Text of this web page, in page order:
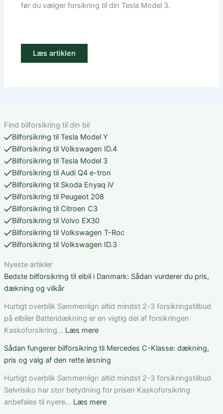
før du vælger forsikring til din Tesla Model 3.
Læs artiklen
Find bilforsikring til din bil
Bilforsikring til Tesla Model Y
Bilforsikring til Volkswagen ID.4
Bilforsikring til Tesla Model 3
Bilforsikring til Audi Q4 e-tron
Bilforsikring til Skoda Enyaq iV
Bilforsikring til Peugeot 208
Bilforsikring til Citroen C3
Bilforsikring til Volvo EX30
Bilforsikring til Volkswagen T-Roc
Bilforsikring til Volkswagen ID.3
Nyeste artikler
Bedste bilforsikring til elbil i Danmark: Sådan vurderer du pris,
dækning og vilkår
Hurtigt overblik Sammenlign altid mindst 2-3 forsikringstilbud
på elbiler Batteridækning er en vigtig del af forsikringen
Kaskoforsikring… Læs mere:
bilforsikring
til
elbil
i
Danmark:
Sådan fungerer bilforsikring til Mercedes C-Klasse: dækning,
pris og valg af den rette løsning
Hurtigt overblik Sammenlign altid mindst 2-3 forsikringstilbud
Selvrisiko har stor betydning for prisen Kaskoforsikring
anbefales til nyere… Læs mere: